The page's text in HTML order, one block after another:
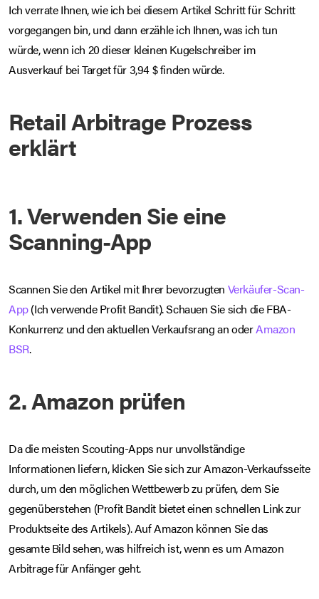
Ich verrate Ihnen, wie ich bei diesem Artikel Schritt für Schritt
vorgegangen bin, und dann erzähle ich Ihnen, was ich tun
würde, wenn ich 20 dieser kleinen Kugelschreiber im
Ausverkauf bei Target für 3,94 $ finden würde.
Retail Arbitrage Prozess
erklärt
1. Verwenden Sie eine
Scanning-App
Scannen Sie den Artikel mit Ihrer bevorzugten Verkäufer-Scan-
App(Ich verwende Profit Bandit). Schauen Sie sich die FBA-
Konkurrenz und den aktuellen Verkaufsrang an oderAmazon
BSR.
2. Amazon prüfen
Da die meisten Scouting-Apps nur unvollständige
Informationen liefern, klicken Sie sich zur Amazon-Verkaufsseite
durch, um den möglichen Wettbewerb zu prüfen, dem Sie
gegenüberstehen (Profit Bandit bietet einen schnellen Link zur
Produktseite des Artikels). Auf Amazon können Sie das
gesamte Bild sehen, was hilfreich ist, wenn es um Amazon
Arbitrage für Anfänger geht.